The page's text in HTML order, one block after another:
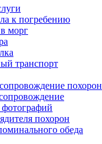
к погребению
морг
транспорт
похорон
похорон
обеда